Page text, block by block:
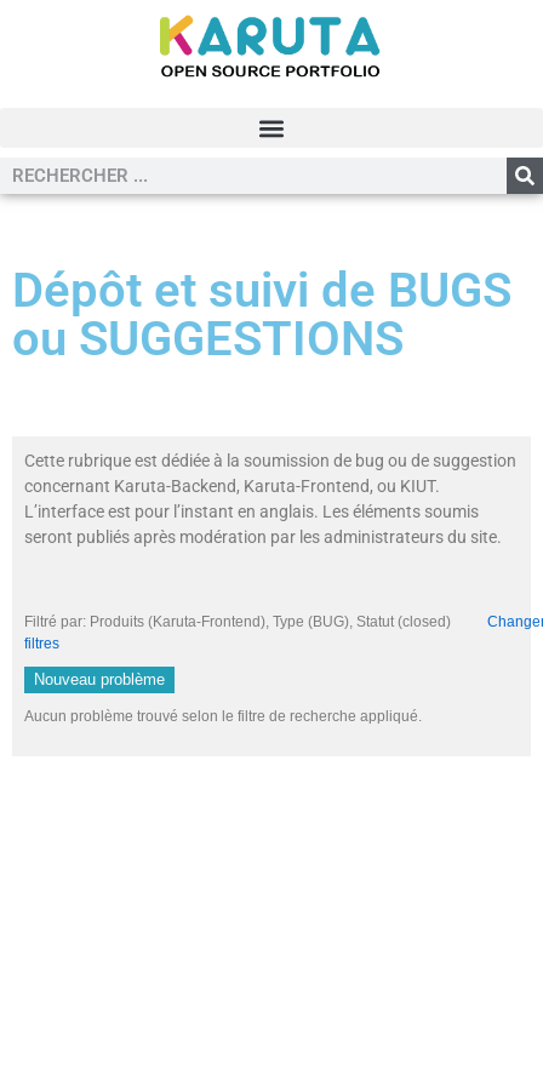
Dépôt et suivi de BUGS
ou SUGGESTIONS
Cette rubrique est dédiée à la soumission de bug ou de suggestion
concernant Karuta-Backend, Karuta-Frontend, ou KIUT.
L’interface est pour l’instant en anglais. Les éléments soumis
seront publiés après modération par les administrateurs du site.
Filtré par: Produits (Karuta-Frontend), Type (BUG), Statut (closed)
filtres
Nouveau problème
Aucun problème trouvé selon le filtre de recherche appliqué.